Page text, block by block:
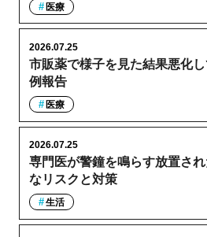
医療
市販薬で様子を見た結果悪化
例報告
2026.07.25
医療
専門医が警鐘を鳴らす放置さ
なリスクと対策
2026.07.25
生活